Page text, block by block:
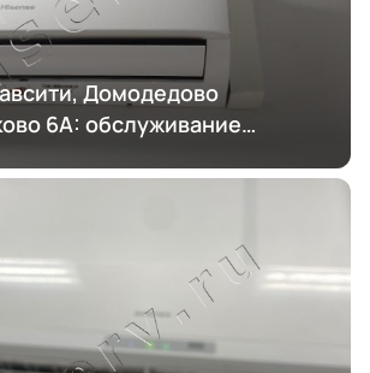
Домодедово
6А: обслуживание